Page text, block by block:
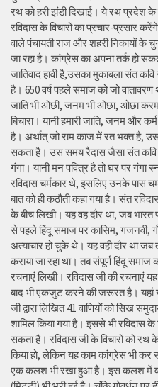
रथ को हरी झंडी दिखाई। ये रथ प्रदेश के
रविदास के विचारों का प्रचार-प्रसार
वाले पंचायती राज और शहरी निकायों के
जा रहा है। कांग्रेस का अपना तर्क हो
जातिवाद हावी है,उसका मुकाबला संत कवि
है। 650 वर्ष पहले समाज को जो वातावरण
जाति भी ओछी, जनम भी ओछा, ओछा करम
बिचारा। यानी हमारी जाति, जनम और
है। अर्थात् जो राम काज में रत भक्त है,
सकता है। उस समय रैदास जैसा संत कवि
गंगा। यानी मन पवित्र है तो घर पर गंगा
रविदास चर्मकार थे, इसलिए उनके पास
बात को ही कठौती कहा गया है। संत
के बीच लिखी। यह वह दौर था, जब
से पहले हिंदू समाज पर कासिम, गजनवी,
अत्याचार हो चुके थे। यह वही दौर था जब
कराया जा रहा था। तब संपूर्ण हिंदू
रचनाएं लिखी। रविदास जी की रचनाएं
बाद भी एकजुट करने की जरूरत है। यहां
जी द्वारा लिखित 41 वाणियोंं को सिख
शामिल किया गया है। इससे भी रविदास के
सकता है। रविदास जी के विचारों को रथ
किया हो, लेकिन यह काम कांग्रेस भी कर
एक कलश भी रखा हुआ है। इस कलश में